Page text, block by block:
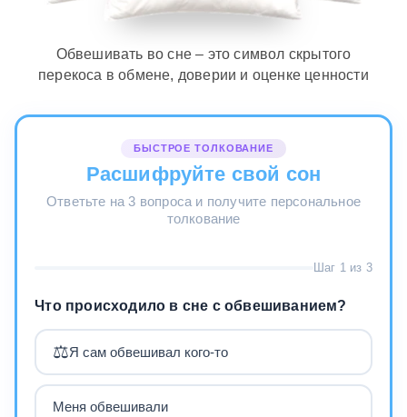
Обвешивать во сне – это символ скрытого
перекоса в обмене, доверии и оценке ценности
БЫСТРОЕ ТОЛКОВАНИЕ
Расшифруйте свой сон
Ответьте на 3 вопроса и получите персональное
толкование
Шаг 1 из 3
Что происходило в сне с обвешиванием?
⚖️Я сам обвешивал кого-то
Меня обвешивали